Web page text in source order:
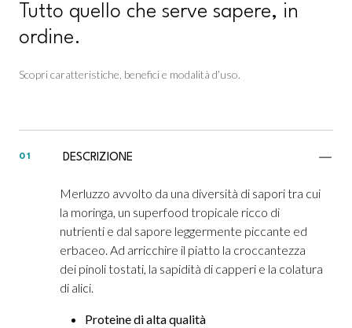
Tutto quello che serve sapere, in
ordine.
Scopri caratteristiche, benefici e modalità d’uso.
01 DESCRIZIONE
Merluzzo avvolto da una diversità di sapori tra cui
la moringa, un superfood tropicale ricco di
nutrienti e dal sapore leggermente piccante ed
erbaceo. Ad arricchire il piatto la croccantezza
dei pinoli tostati, la sapidità di capperi e la colatura
di alici.
Proteine di alta qualità